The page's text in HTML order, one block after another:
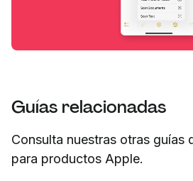
Guías relacionadas
Consulta nuestras otras guías
para productos Apple.